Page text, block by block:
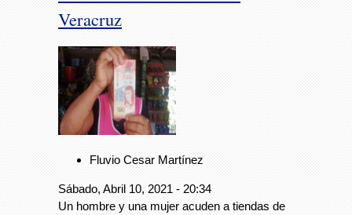
Veracruz
Fluvio Cesar Martínez
Sábado, Abril 10, 2021 - 20:34
Un hombre y una mujer acuden a tiendas de